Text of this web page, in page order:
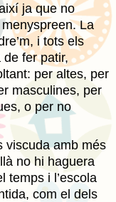
ja que no
La
i tots els
fer patir,
per altes, per
masculines, per
o per no
viscuda amb més
no hi haguera
temps i l’escola
com el dels